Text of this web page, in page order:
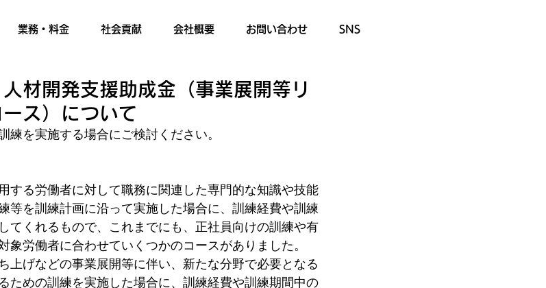
業務・料金 社会貢献 会社概要 お問い合わせ SNS
人材開発支援助成金（事業展開等リ
ス）について
を実施する場合にご検討ください。
する労働者に対して職務に関連した専門的な知識や技能
等を訓練計画に沿って実施した場合に、訓練経費や訓練
てくれるもので、これまでにも、正社員向けの訓練や有
象労働者に合わせていくつかのコースがありました。
上げなどの事業展開等に伴い、新たな分野で必要となる
ための訓練を実施した場合に、訓練経費や訓練期間中の